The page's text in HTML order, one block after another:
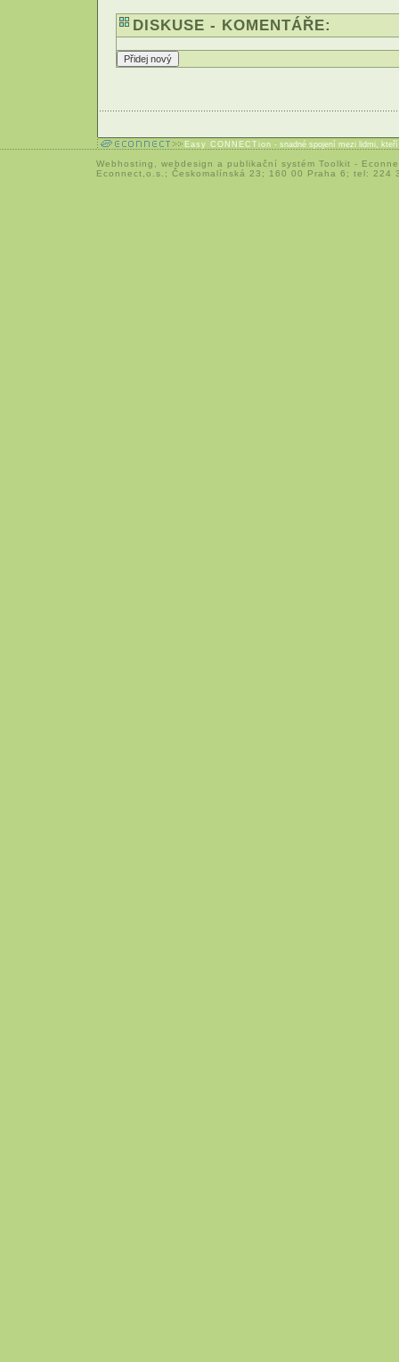
DISKUSE - KOMENTÁŘE:
Easy CONNECTion - snadné spojení mezi lidmi,
Webhosting webdesign a publikační systém Toolkit -
Econnect,o.s.; Českomalínská 23; 160 00 Praha 6; tel: 224